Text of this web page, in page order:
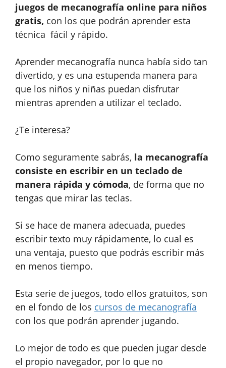
juegos de mecanografía online para niños
gratis, con los que podrán aprender esta
técnica fácil y rápido.
Aprender mecanografía nunca había sido tan
divertido, y es una estupenda manera para
que los niños y niñas puedan disfrutar
mientras aprenden a utilizar el teclado.
¿Te interesa?
Como seguramente sabrás, la mecanografía
consiste en escribir en un teclado de
manera rápida y cómoda, de forma que no
tengas que mirar las teclas.
Si se hace de manera adecuada, puedes
escribir texto muy rápidamente, lo cual es
una ventaja, puesto que podrás escribir más
en menos tiempo.
Esta serie de juegos, todo ellos gratuitos, son
en el fondo de los cursos de mecanografía
con los que podrán aprender jugando.
Lo mejor de todo es que pueden jugar desde
el propio navegador, por lo que no